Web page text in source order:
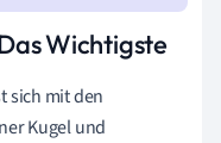
Wichtigste
sich mit den
Kugel und